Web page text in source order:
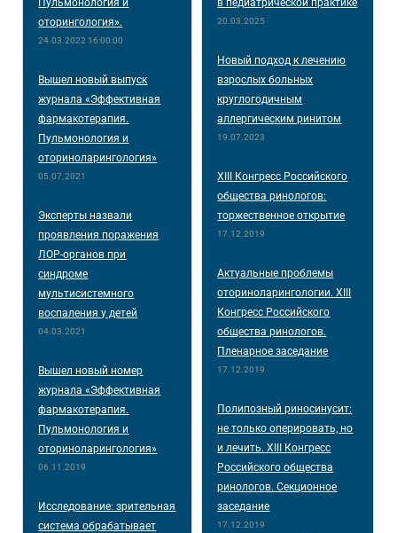
Пульмонология и
оторингология».
24.03.2022 16:00:00
Вышел новый выпуск
журнала «Эффективная
фармакотерапия.
Пульмонология и
оториноларингология»
05.07.2021
Эксперты назвали
проявления поражения
ЛОР-органов при
синдроме
мультисистемного
воспаления у детей
04.03.2021
Вышел новый номер
журнала «Эффективная
фармакотерапия.
Пульмонология и
оториноларингология»
06.11.2019
Исследование: зрительная
система обрабатывает
в педиатрической практике
20.03.2025
Новый подход к лечению
взрослых больных
круглогодичным
аллергическим ринитом
19.07.2023
XIII Конгресс Российского
общества ринологов:
торжественное открытие
17.12.2019
Актуальные проблемы
оториноларингологии. XIII
Конгресс Российского
общества ринологов.
Пленарное заседание
17.12.2019
Полипозный риносинусит:
не только оперировать, но
и лечить. XIII Конгресс
Российского общества
ринологов. Секционное
заседание
17.12.2019